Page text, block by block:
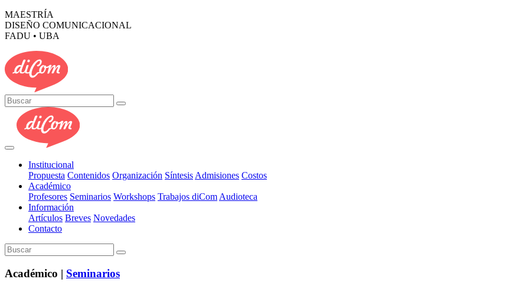
MAESTRÍA
DISEÑO COMUNICACIONAL
FADU • UBA
Institucional
Propuesta Contenidos Organización Síntesis Admisiones Costos
Académico
Profesores Seminarios Workshops Trabajos diCom Audioteca
Información
Artículos Breves Novedades
Contacto
Académico | Seminarios